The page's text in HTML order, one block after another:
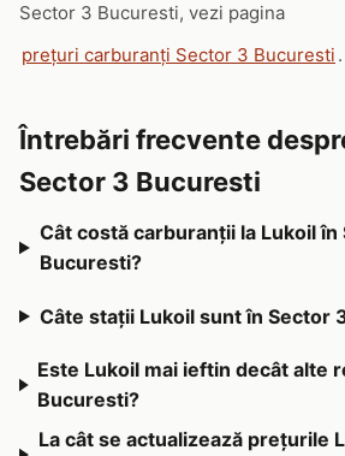
Sector 3 Bucuresti, vezi pagina
prețuri carburanți Sector 3 Bucuresti .
Întrebări frecvente
Sector 3 Bucuresti
Cât costă carburanții la Lukoil în
Bucuresti?
Câte stații Lukoil sunt în Sector
Este Lukoil mai ieftin decât alte
Bucuresti?
La cât se actualizează prețurile